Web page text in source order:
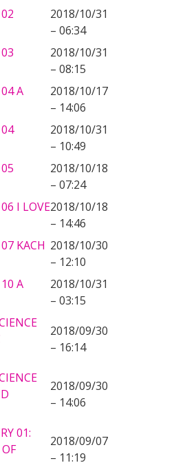
2018/10/31
– 06:34
2018/10/31
– 08:15
A
2018/10/17
– 14:06
2018/10/31
– 10:49
2018/10/18
– 07:24
I LOVE2018/10/18
– 14:46
KACH 2018/10/30
– 12:10
A
2018/10/31
– 03:15
2018/09/30
– 16:14
2018/09/30
– 14:06
01:
2018/09/07
– 11:19